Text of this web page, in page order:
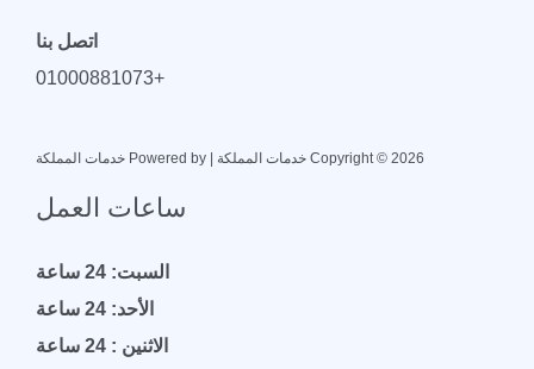
اتصل بنا
+01000881073
Copyright © 2026 خدمات المملكة | Powered by خدمات المملكة
ساعات العمل
السبت: 24 ساعة
الأحد: 24 ساعة
الاثنين : 24 ساعة